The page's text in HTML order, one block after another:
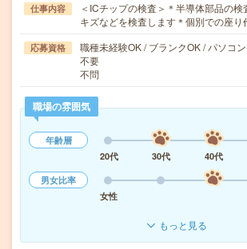
仕事内容
＜ICチップの検査＞＊半導体部品の
キズなどを検査します＊個別での座
応募資格
職種未経験OK / ブランクOK / パソコ
不要
不問
職場の雰囲気
年齢層
20代
30代 40代
男女比率
女性
もっと見る